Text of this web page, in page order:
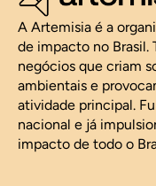
A Artemisia é a
de impacto no Brasil.
negócios que criam
ambientais e
atividade principal.
nacional e já
impacto de todo o